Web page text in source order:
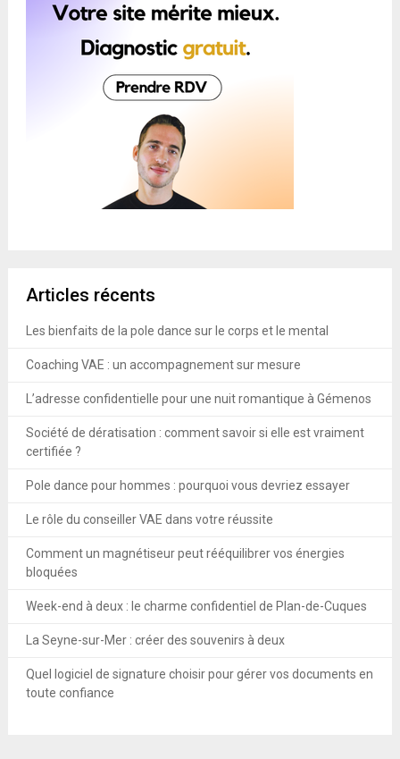
Articles récents
Les bienfaits de la pole dance sur le corps et le mental
Coaching VAE : un accompagnement sur mesure
L’adresse confidentielle pour une nuit romantique à Gémenos
Société de dératisation : comment savoir si elle est vraiment
certifiée ?
Pole dance pour hommes : pourquoi vous devriez essayer
Le rôle du conseiller VAE dans votre réussite
Comment un magnétiseur peut rééquilibrer vos énergies
bloquées
Week-end à deux : le charme confidentiel de Plan-de-Cuques
La Seyne-sur-Mer : créer des souvenirs à deux
Quel logiciel de signature choisir pour gérer vos documents en
toute confiance